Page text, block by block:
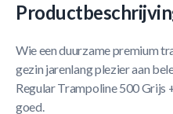
Wie een duurzame premium
gezin jarenlang plezier aan
Regular Trampoline 500 Grijs
goed.